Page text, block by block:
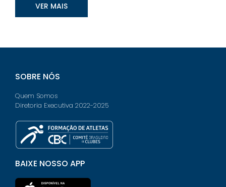
VER MAIS
SOBRE NÓS
Quem Somos
Diretoria Executiva 2022-2025
BAIXE NOSSO APP